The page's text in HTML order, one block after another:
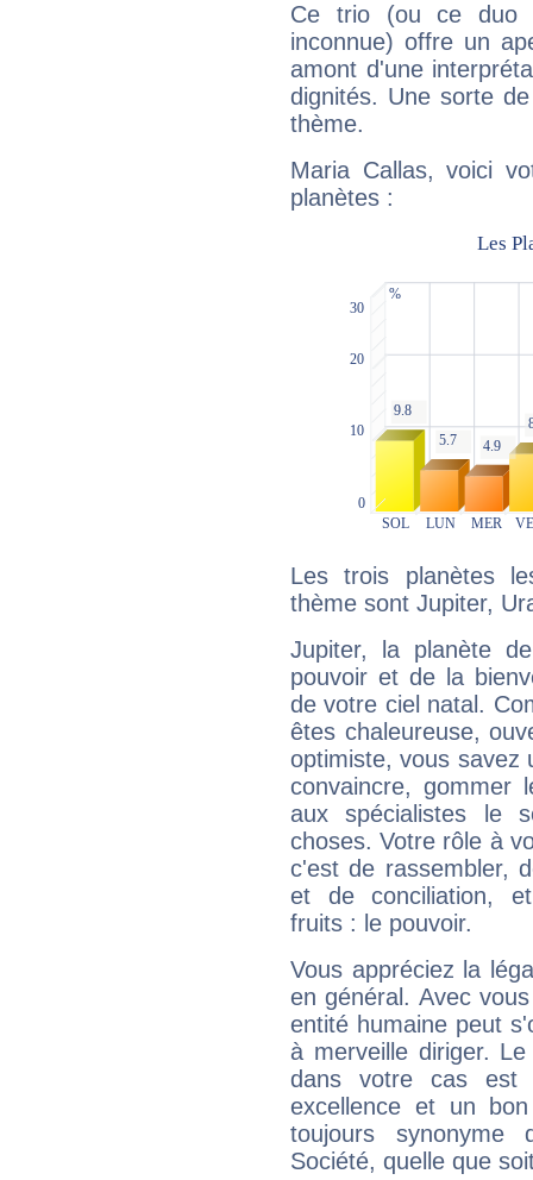
Ce trio (ou ce duo
inconnue) offre un
amont d'une
dignités. Une sorte
thème.
Maria Callas, voici
planètes :
Les trois planètes
thème sont Jupiter,
Jupiter, la planète
pouvoir et de la
de votre ciel natal.
êtes chaleureuse,
optimiste, vous savez
convaincre, gommer
aux spécialistes le
choses. Votre rôle à
c'est de rassembler,
et de conciliation,
fruits : le pouvoir.
Vous appréciez la
en général. Avec
entité humaine peut
à merveille diriger.
dans votre cas est
excellence et un
toujours synonyme
Société, quelle que